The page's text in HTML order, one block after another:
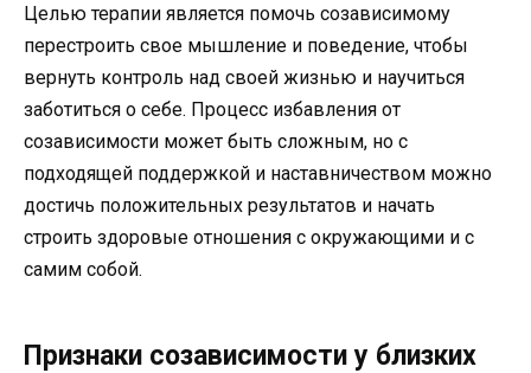
Целью терапии является помочь созависимому
перестроить свое мышление и поведение, чтобы
вернуть контроль над своей жизнью и научиться
заботиться о себе. Процесс избавления от
созависимости может быть сложным, но с
подходящей поддержкой и наставничеством можно
достичь положительных результатов и начать
строить здоровые отношения с окружающими и с
самим собой.
Признаки созависимости у близких